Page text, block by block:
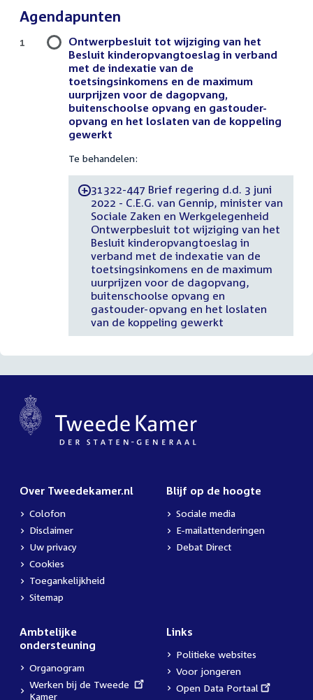
Agendapunten
Ontwerpbesluit tot wijziging van het
Besluit kinderopvangtoeslag in verband
met de indexatie van de
toetsingsinkomens en de maximum
uurprijzen voor de dagopvang,
buitenschoolse opvang en gastouder-
opvang en het loslaten van de koppeling
gewerkt
Te behandelen:
-31322-447 Brief regering d.d. 3 juni
2022 - C.E.G. van Gennip, minister van
Sociale Zaken en Werkgelegenheid
Ontwerpbesluit tot wijziging van het
Besluit kinderopvangtoeslag in
verband met de indexatie van de
toetsingsinkomens en de maximum
uurprijzen voor de dagopvang,
buitenschoolse opvang en
gastouder-opvang en het loslaten
van de koppeling gewerkt
1
Over Tweedekamer.nl
Colofon
Disclaimer
Uw privacy
Cookies
Toegankelijkheid
Sitemap
Blijf op de hoogte
Sociale media
E-mailattenderingen
Debat Direct
Ambtelijke
ondersteuning
Organogram
External
link:
Werken bij de Tweede
Kamer
Links
Politieke websites
Voor jongeren
External
Open Data Portaal